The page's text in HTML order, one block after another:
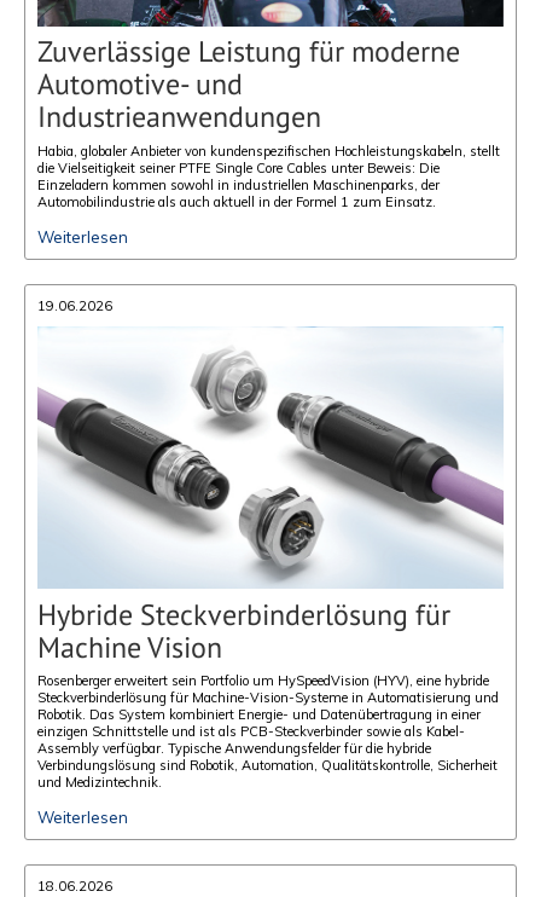
Zuverlässige Leistung für moderne
Automotive- und
Industrieanwendungen
Habia, globaler Anbieter von kundenspezifischen Hochleistungskabeln, stellt
die Vielseitigkeit seiner PTFE Single Core Cables unter Beweis: Die
Einzeladern kommen sowohl in industriellen Maschinenparks, der
Automobilindustrie als auch aktuell in der Formel 1 zum Einsatz.
Weiterlesen
19.06.2026
Hybride Steckverbinderlösung für
Machine Vision
Rosenberger erweitert sein Portfolio um HySpeedVision (HYV), eine hybride
Steckverbinderlösung für Machine-Vision-Systeme in Automatisierung und
Robotik. Das System kombiniert Energie- und Datenübertragung in einer
einzigen Schnittstelle und ist als PCB-Steckverbinder sowie als Kabel-
Assembly verfügbar. Typische Anwendungsfelder für die hybride
Verbindungslösung sind Robotik, Automation, Qualitätskontrolle, Sicherheit
und Medizintechnik.
Weiterlesen
18.06.2026